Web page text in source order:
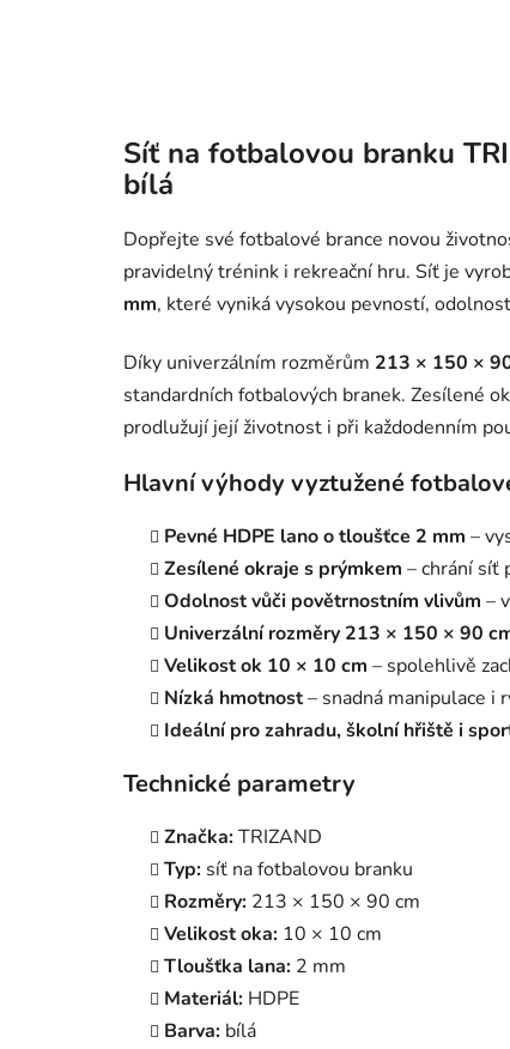
Síť na fotbalovou branku
bílá
Dopřejte své fotbalové brance novou
pravidelný trénink i rekreační hru. Síť je
mm, které vyniká vysokou pevností,
Díky univerzálním rozměrům 213 × 150 ×
standardních fotbalových branek. Zesílené
prodlužují její životnost i při každodenním
Hlavní výhody vyztužené
Pevné HDPE lano o tloušťce 2 mm –
Zesílené okraje s prýmkem – chrání síť
Odolnost vůči povětrnostním vlivům –
Univerzální rozměry 213 × 150 × 90
Velikost ok 10 × 10 cm – spolehlivě
Nízká hmotnost– snadná manipulace i
Ideální pro zahradu, školní hřiště i
Technické parametry
Značka:TRIZAND
Typ: síť na fotbalovou branku
Rozměry: 213 × 150 × 90 cm
Velikost oka: 10 × 10 cm
Tloušťka lana: 2 mm
Materiál: HDPE
Barva: bílá